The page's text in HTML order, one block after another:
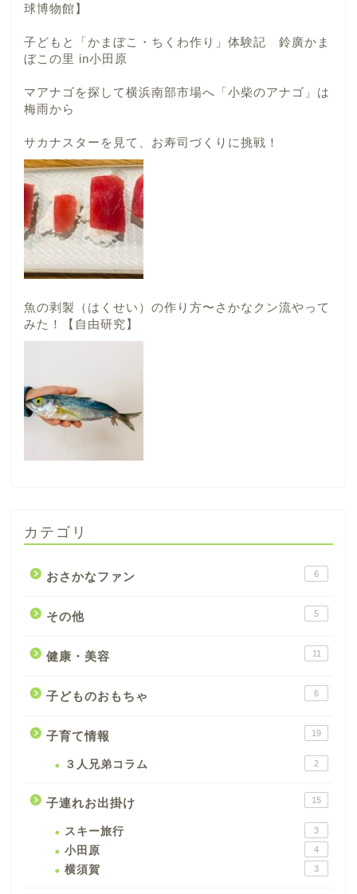
球博物館】
子どもと「かまぼこ・ちくわ作り」体験記 鈴廣かま
ぼこの里 in小田原
マアナゴを探して横浜南部市場へ「小柴のアナゴ」は
梅雨から
サカナスターを見て、お寿司づくりに挑戦！
魚の剥製（はくせい）の作り方〜さかなクン流やって
みた！【自由研究】
カテゴリ
おさかなファン 6
その他 5
健康・美容 11
子どものおもちゃ 6
子育て情報 19
３人兄弟コラム 2
子連れお出掛け 15
スキー旅行 3
小田原 4
横須賀 3